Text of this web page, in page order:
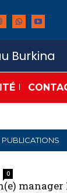
Burkina
PUBLICATIONS
0
manager